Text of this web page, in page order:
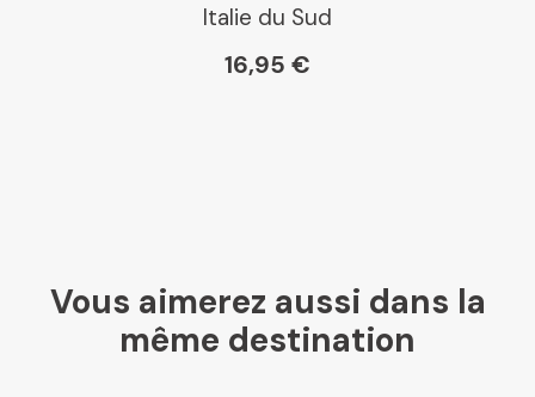
Italie du Sud
16,95 €
Vous aimerez aussi dans la
même destination